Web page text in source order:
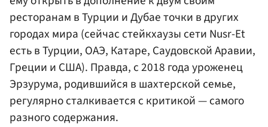
ресторанам в Турции и Дубае точки в других
городах мира (сейчас стейкхаузы сети Nusr-Et
есть в Турции, ОАЭ, Катаре, Саудовской Аравии,
Греции и США). Правда, с 2018 года уроженец
Эрзурума, родившийся в шахтерской семье,
регулярно сталкивается с критикой — самого
разного содержания.